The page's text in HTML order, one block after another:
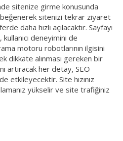
sitenize girme konusunda
beğenerek sitenizi tekrar ziyaret
daha hızlı açılacaktır. Sayfayı
kullanıcı deneyimini de
motoru robotlarının ilgisini
dikkate alınması gereken bir
artıracak her detay, SEO
etkileyecektir. Site hızınız
yükselir ve site trafiğiniz